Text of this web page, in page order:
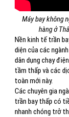
Máy bay không
hàng ở
Nền kinh tế trần
diện của các
dân dụng chạy
tầm thấp và các
toàn mới này.
Các chuyên gia
trần bay thấp có
nhanh chóng trở